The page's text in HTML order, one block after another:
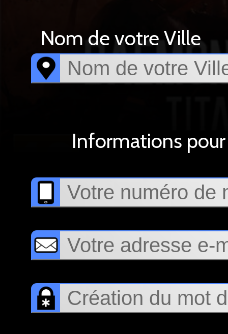
Nom de votre Ville
Informations